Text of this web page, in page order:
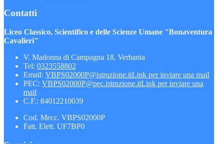
Contatti
Liceo Classico, Scientifico e delle Scienze Umane "Bonaventura
Cavalieri"
V. Madonna di Campagna 18, Verbania
Tel: 0323558802
Email: VBPS02000P@istruzione.itLink per inviare una mail
PEC: VBPS02000P@pec.istruzione.itLink per inviare una
mail
C.F.: 84012210039
Cod. Mecc. VBPS02000P
Fatt. Elett. UF7BP0